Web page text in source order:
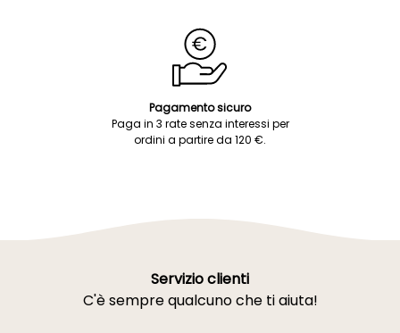
Pagamento sicuro
Paga in 3 rate senza interessi per
ordini a partire da 120 €.
Servizio clienti
C'è sempre qualcuno che ti aiuta!